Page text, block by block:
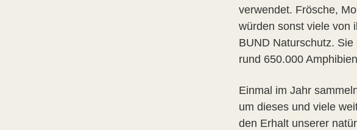
verwendet. Frösche,
würden sonst viele von
BUND Naturschutz.
rund 650.000
Einmal im Jahr
um dieses und viele
den Erhalt unserer